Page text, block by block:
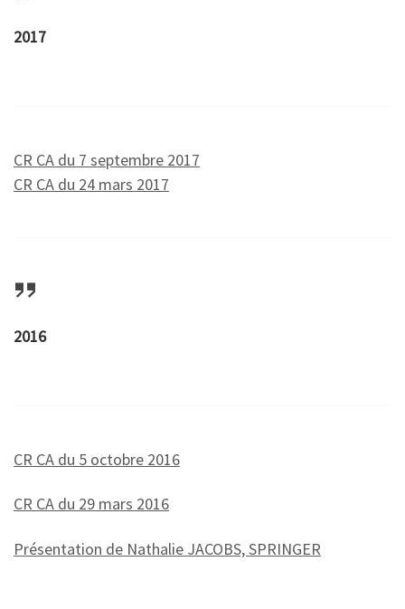
2017
CR CA du 7 septembre 2017
CR CA du 24 mars 2017
2016
CR CA du 5 octobre 2016
CR CA du 29 mars 2016
Présentation de Nathalie JACOBS, SPRINGER